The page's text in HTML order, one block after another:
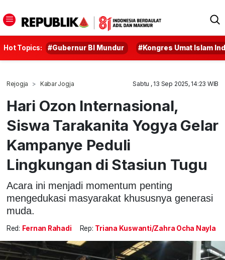
Hot Topics: #Gubernur BI Mundur #Kongres Umat Islam
Rejogja Kabar Jogja Sabtu , 13 Sep 2025, 14:23 WIB
Hari Ozon Internasional,
Siswa Tarakanita Yogya Gelar
Kampanye Peduli
Lingkungan di Stasiun Tugu
Acara ini menjadi momentum penting
mengedukasi masyarakat khususnya generasi
muda.
Red: Fernan Rahadi Rep: Triana Kuswanti/Zahra Ocha Nayla